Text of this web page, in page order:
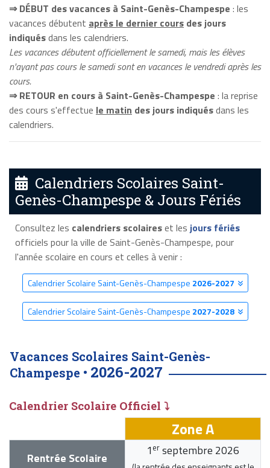
⇒ DÉBUT des vacances à Saint-Genès-Champespe : les
vacances débutent après le dernier cours des jours
indiquésdans les calendriers.
Les vacances débutent officiellement le samedi, mais les élèves
n'ayant pas cours le samedi sont en vacances le vendredi après les
cours.
⇒ RETOUR en cours à Saint-Genès-Champespe : la reprise
des cours s'effectue le matin des jours indiquésdans les
calendriers.
Calendriers Scolaires Saint-
Genès-Champespe & Jours Fériés
Consultez les calendriers scolaireset les jours fériés
officiels pour la ville de Saint-Genès-Champespe, pour
l'année scolaire en cours et celles à venir :
Calendrier Scolaire Saint-Genès-Champespe 2026-2027
Calendrier Scolaire Saint-Genès-Champespe 2027-2028
Vacances Scolaires Saint-Genès-
Champespe • 2026-2027
Calendrier Scolaire Officiel ⤵
Zone A
Rentrée Scolaire
1 er septembre 2026